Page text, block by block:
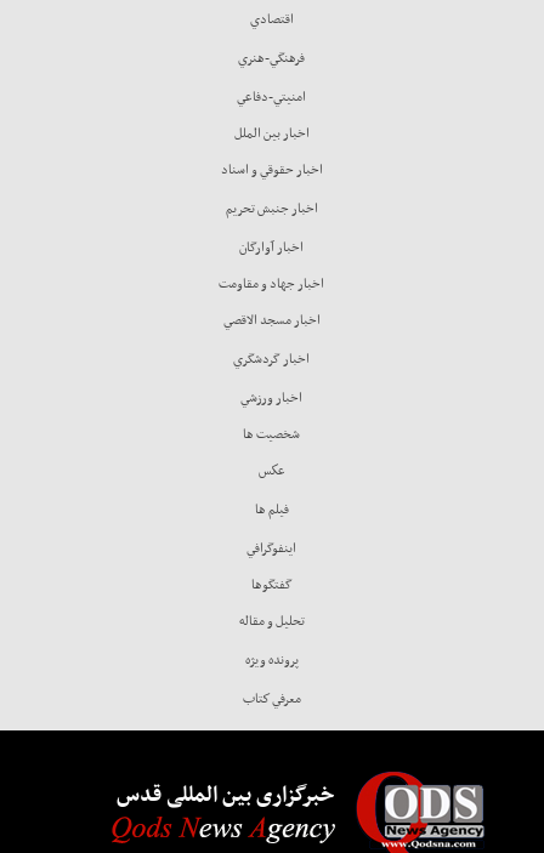
اقتصادي
فرهنگي-هنري
امنيتي-دفاعي
اخبار بين الملل
اخبار حقوقي و اسناد
اخبار جنبش تحريم
اخبار آوارگان
اخبار جهاد و مقاومت
اخبار مسجد الاقصي
اخبار گردشگري
اخبار ورزشي
شخصيت ها
عكس
فيلم ها
اينفوگرافي
گفتگوها
تحليل و مقاله
پرونده ويژه
معرفي كتاب
خبرگزاری بین المللی قدس